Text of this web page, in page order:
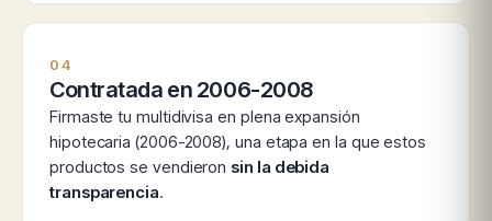
04
Contratada en 2006-2008
Firmaste tu multidivisa en plena expansión
hipotecaria (2006-2008), una etapa en la que estos
productos se vendieron sin la debida
transparencia.